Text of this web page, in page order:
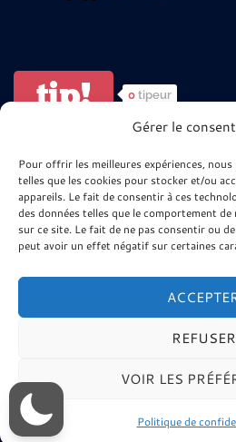
Gérer le
Pour offrir les meilleures expériences,
telles que les cookies pour stocker et/ou
appareils. Le fait de consentir à ces
des données telles que le comportement
sur ce site. Le fait de ne pas consentir ou
peut avoir un effet négatif sur certaines
REFUSER
VOIR LES
Politique de
tip! 0 tipeur
ARTISTES ? POUR
😉
Site minier 9-9bis
La Télé de l’Agglo Henin Carvin
Ressources Musique Haute
© 2026 Tux N Mix. Réalisation
Réservés